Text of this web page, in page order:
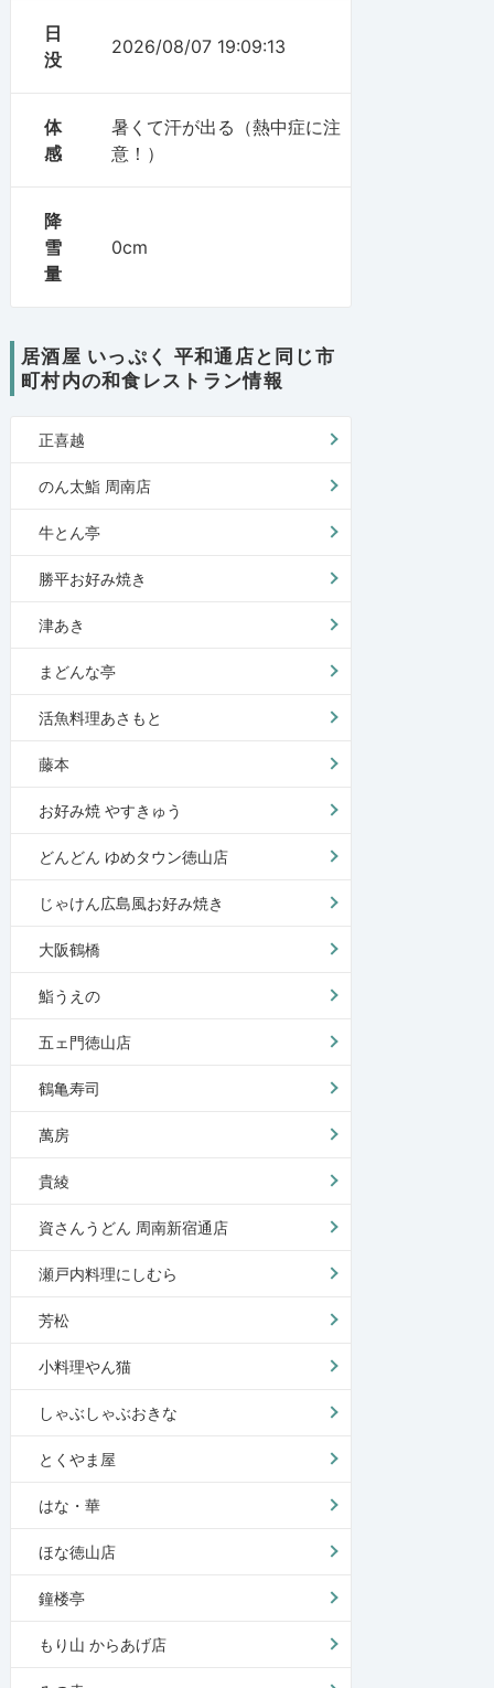
日
没
2026/08/07 19:09:13
体
感
暑くて汗が出る（熱中症に注
意！）
降
雪
量
0cm
居酒屋 いっぷく 平和通店と同じ市
町村内の和食レストラン情報
正喜越
のん太鮨 周南店
牛とん亭
勝平お好み焼き
津あき
まどんな亭
活魚料理あさもと
藤本
お好み焼 やすきゅう
どんどん ゆめタウン徳山店
じゃけん広島風お好み焼き
大阪鶴橋
鮨うえの
五ェ門徳山店
鶴亀寿司
萬房
貴綾
資さんうどん 周南新宿通店
瀬戸内料理にしむら
芳松
小料理やん猫
しゃぶしゃぶおきな
とくやま屋
はな・華
ほな徳山店
鐘楼亭
もり山 からあげ店